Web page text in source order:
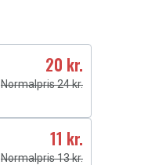
20 kr.
Normalpris 24 kr.
11 kr.
Normalpris 13 kr.